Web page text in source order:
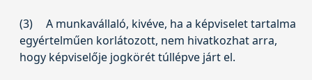
(3)
A munkavállaló, kivéve, ha a képviselet tartalma
egyértelműen korlátozott, nem hivatkozhat arra,
hogy képviselője jogkörét túllépve járt el.